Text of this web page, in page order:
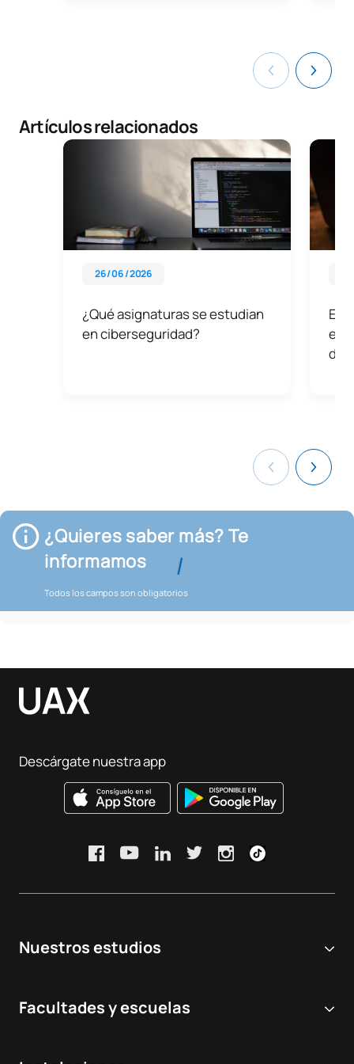
Artículos relacionados
26 / 06 / 2026
¿Qué asignaturas se estudian
en ciberseguridad?
es,
¿Quieres saber más? Te
informamos
Todos los campos son obligatorios
Nuestros estudios
Grados Universitarios
Facultades y escuelas
Descárgate nuestra app